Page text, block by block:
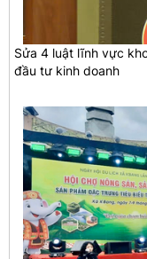
Sửa 4 luật lĩnh vực
đầu tư kinh doanh